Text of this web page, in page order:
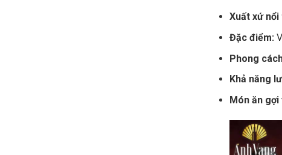
Xuất xứ nổi
Đặc điểm:
Phong
Khả năng
Món ăn gợi